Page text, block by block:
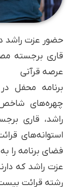
حضور عزت راشد
قاری برجسته
عرصه قرآنی
برنامه محفل
چهره‌های شاخص
استوانه‌های
فضای برنامه را
عزت راشد که
رشته قرائت